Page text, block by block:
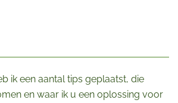
ik een aantal tips geplaatst, die
en waar ik u een oplossing voor